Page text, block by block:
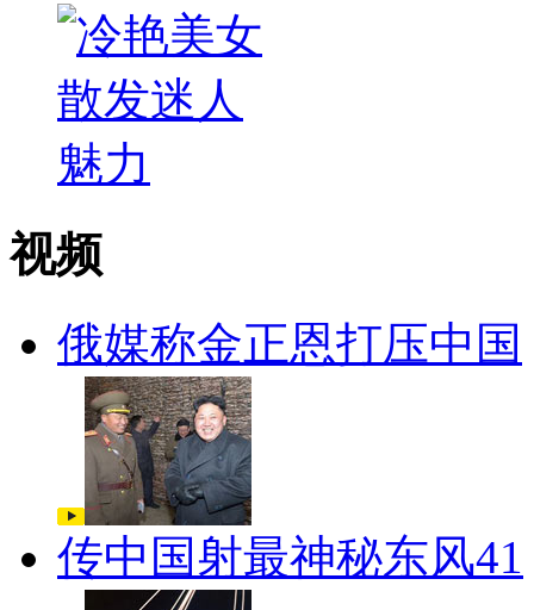
视频
俄媒称金正恩打压中国
传中国射最神秘东风41